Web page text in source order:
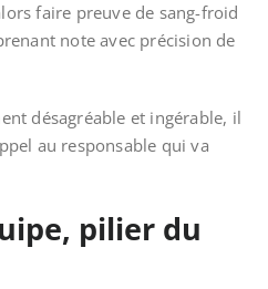
faire preuve de sang-froid
note avec précision de
désagréable et ingérable, il
au responsable qui va
pilier du